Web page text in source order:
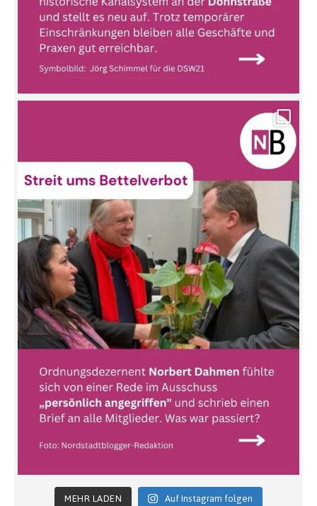
MEHR LADEN Auf Instagram folgen